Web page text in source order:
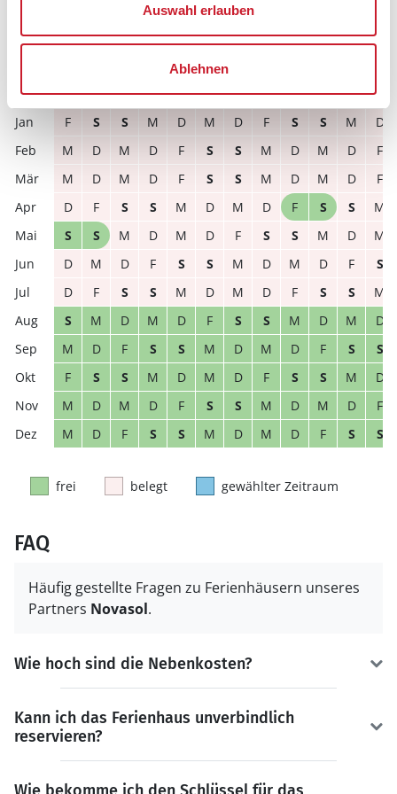
Auswahl erlauben
Ablehnen
S
2027 1 2 3 4 5 6 7 8 9 10 11
12
F
S S M D M D F S S M
D
M
D M D F S S M D M D
F
M
D M D F S S M D M D
F
D
F S S M D M D F S S
M
S
S M D M D F S S M D
M
D
M D F S S M D M D F
S
D
F S S M D M D F S S
M
S
M D M D F S S M D M
D
M
D F S S M D M D F S
S
F
S S M D M D F S S M
D
M
D M D F S S M D M D
F
M
D F S S M D M D F S S
frei belegt gewählter Zeitraum
FAQ
Häufig gestellte Fragen zu Ferienhäusern unseres
Partners Novasol.
Wie hoch sind die Nebenkosten?
Kann ich das Ferienhaus unverbindlich
reservieren?